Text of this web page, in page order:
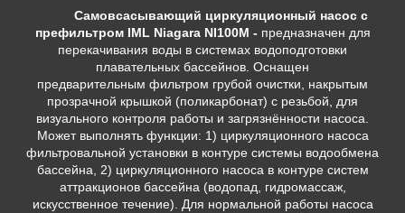
Самовсасывающий циркуляционный насосс
префильтром IML Niagara NI100M - предназначен для
перекачивания воды в системах водоподготовки
плавательных бассейнов. Оснащен
предварительным фильтром грубой очистки, накрытым
прозрачной крышкой (поликарбонат) с резьбой, для
визуального контроля работы и загрязнённости насоса.
Может выполнять функции: 1) циркуляционного насоса
фильтровальной установки в контуре системы водообмена
бассейна, 2) циркуляционного насоса в контуре систем
аттракционов бассейна (водопад, гидромассаж,
искусственное течение). Для нормальной работы насоса